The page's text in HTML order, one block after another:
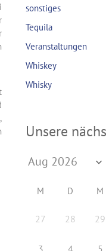
sonstiges
Tequila
Veranstaltungen
Whiskey
Whisky
Unsere
M D M
27 28 29
3 4 5